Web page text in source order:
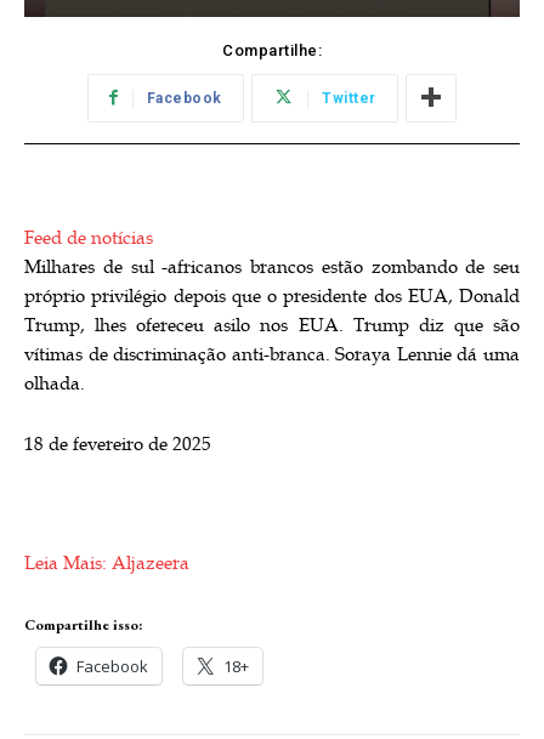
Compartilhe:
Facebook Twitter
Feed de notícias
Milhares de sul -africanos brancos estão zombando de seu
próprio privilégio depois que o presidente dos EUA, Donald
Trump, lhes ofereceu asilo nos EUA. Trump diz que são
vítimas de discriminação anti-branca. Soraya Lennie dá uma
olhada.
P
i
a
18 de fevereiro de 2025
Leia Mais: Aljazeera
Compartilhe isso:
Facebook 18+